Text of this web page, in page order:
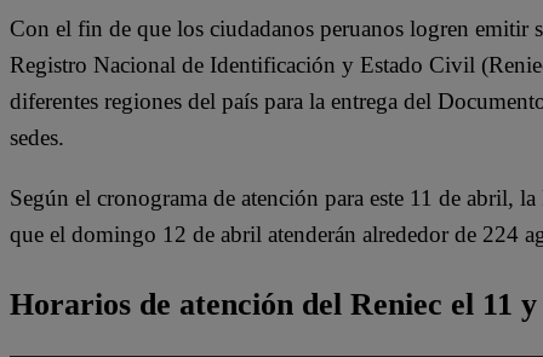
Con el fin de que los ciudadanos peruanos logren emitir
Registro Nacional de Identificación y Estado Civil
diferentes regiones del país para la entrega del
sedes.
Según el cronograma de atención para este 11 de abril,
que el domingo 12 de abril atenderán alrededor de 224
Horarios de atención del Reniec el 11